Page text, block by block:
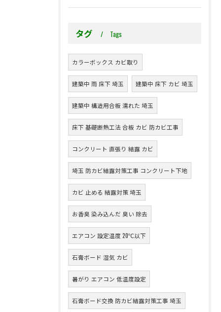
タグ Tags
カラーボックス カビ取り
建築中 雨 床下 埼玉 建築中 床下 カビ 埼玉
建築中 構造用合板 濡れた 埼玉
床下 基礎断熱工法 合板 カビ 防カビ工事
コンクリート 直張り 結露 カビ
埼玉 防カビ結露対策工事 コンクリート下地
カビ 止める 結露対策 埼玉
お香臭 染み込んだ 臭い 除去
エアコン 設定温度 20℃以下
石膏ボード 湿気 カビ
暑がり エアコン 低温度設定
石膏ボード交換 防カビ結露対策工事 埼玉